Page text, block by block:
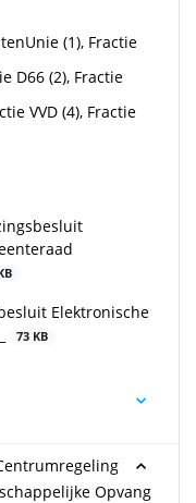
(1), Fractie
D66 (2), Fractie
VVD (4), Fractie
Elektronische
73 KB
Opvang